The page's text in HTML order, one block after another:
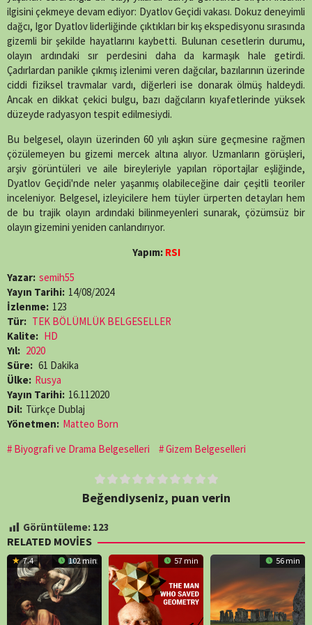
ilgisini çekmeye devam ediyor: Dyatlov Geçidi vakası. Dokuz deneyimli
dağcı, Igor Dyatlov liderliğinde çıktıkları bir kış ekspedisyonu sırasında
gizemli bir şekilde hayatlarını kaybetti. Bulunan cesetlerin durumu,
olayın ardındaki sır perdesini daha da karmaşık hale getirdi.
Çadırlardan panikle çıkmış izlenimi veren dağcılar, bazılarının üzerinde
ciddi fiziksel travmalar vardı, diğerleri ise donarak ölmüş haldeydi.
Ancak en dikkat çekici bulgu, bazı dağcıların kıyafetlerinde yüksek
düzeyde radyasyon tespit edilmesiydi.
Bu belgesel, olayın üzerinden 60 yılı aşkın süre geçmesine rağmen
çözülemeyen bu gizemi mercek altına alıyor. Uzmanların görüşleri,
arşiv görüntüleri ve aile bireyleriyle yapılan röportajlar eşliğinde,
Dyatlov Geçidi'nde neler yaşanmış olabileceğine dair çeşitli teoriler
inceleniyor. Belgesel, izleyicilere hem tüyler ürperten detayları hem
de bu trajik olayın ardındaki bilinmeyenleri sunarak, çözümsüz bir
olayın gizemini yeniden canlandırıyor.
Yapım: RSI
Yazar: semih55
Yayın Tarihi: 14/08/2024
İzlenme: 123
Tür: TEK BÖLÜMLÜK BELGESELLER
Kalite: HD
Yıl: 2020
Süre: 61 Dakika
Ülke: Rusya
Yayın Tarihi: 16.112020
Dil: Türkçe Dublaj
Yönetmen: Matteo Born
Biyografi ve Drama Belgeselleri
Gizem Belgeselleri
Beğendiyseniz, puan verin
Görüntüleme: 123
RELATED MOVIES
7.4 102 min 57 min 56 min